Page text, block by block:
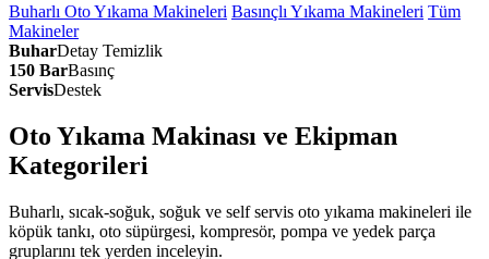
Buharlı Oto Yıkama Makineleri Basınçlı Yıkama Makineleri Tüm
Makineler
BuharDetay Temizlik
150 BarBasınç
ServisDestek
Oto Yıkama Makinası ve Ekipman
Kategorileri
Buharlı, sıcak-soğuk, soğuk ve self servis oto yıkama makineleri ile
köpük tankı, oto süpürgesi, kompresör, pompa ve yedek parça
gruplarını tek yerden inceleyin.